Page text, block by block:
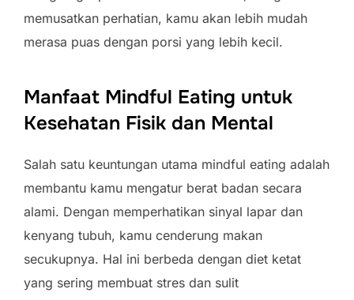
memusatkan perhatian, kamu akan lebih mudah
merasa puas dengan porsi yang lebih kecil.
Manfaat Mindful Eating untuk
Kesehatan Fisik dan Mental
Salah satu keuntungan utama mindful eating adalah
membantu kamu mengatur berat badan secara
alami. Dengan memperhatikan sinyal lapar dan
kenyang tubuh, kamu cenderung makan
secukupnya. Hal ini berbeda dengan diet ketat
yang sering membuat stres dan sulit